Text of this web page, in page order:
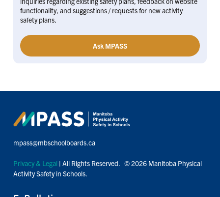
functionality, and suggestions / requests for new activity
safety plans.
Ask MPASS
mpass@mbschoolboards.ca
Privacy & Legal| All Rights Reserved. © 2026 Manitoba Physical
Activity Safety in Schools.